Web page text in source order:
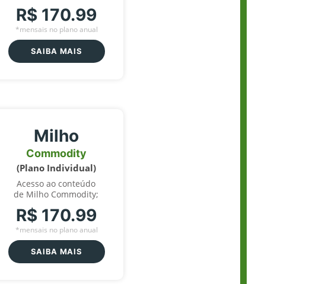
R$ 170.99
*mensais no plano anual
SAIBA MAIS
Milho
Commodity
(Plano Individual)
Acesso ao conteúdo
de Milho Commodity;
R$ 170.99
*mensais no plano anual
SAIBA MAIS